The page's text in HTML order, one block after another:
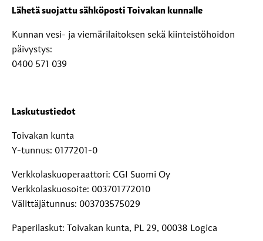
Lähetä suojattu sähköposti Toivakan kunnalle
Kunnan vesi- ja viemärilaitoksen sekä kiinteistöhoidon
päivystys:
0400 571 039
Laskutustiedot
Toivakan kunta
Y-tunnus: 0177201-0
Verkkolaskuoperaattori: CGI Suomi Oy
Verkkolaskuosoite: 003701772010
Välittäjätunnus: 003703575029
Paperilaskut: Toivakan kunta, PL 29, 00038 Logica